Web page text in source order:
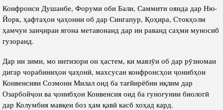
Конфронси Душанбе, Форуми оби Бали, Саммити оянда дар Ню-
Йорк, ҳафтаҳои ҷаҳонии об дар Сингапур, Қоҳира, Стокҳолм
ҳамчун занҷираи ягона метавонанд дар ин раванд саҳми муносиб
гузоранд.
Дар ин зимн, мо интизори он ҳастем, ки мавзӯи об дар рӯзномаи
дигар чорабиниҳои ҷаҳонӣ, махсусан конфронсҳои ҷонибҳои
Конвенсияи Созмони Милал оид ба тағйирёбии иқлим дар
Озарбойҷон ва ҷонибҳои Конвенсия оид ба гуногунии биологӣ
дар Колумбия мавқеи боз ҳам қавӣ касб хоҳад кард.